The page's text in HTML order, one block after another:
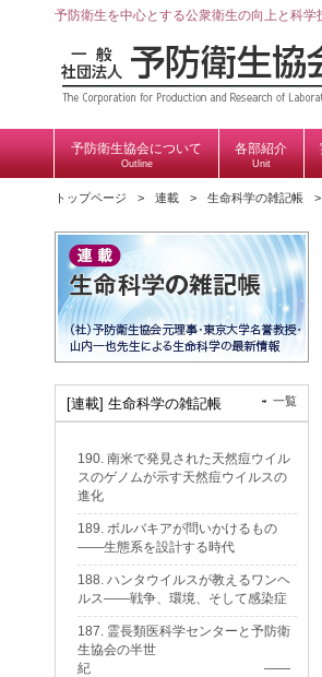
予防衛生を中心とする公衆衛生の向上と科
予防衛生協会について
Outline
各部紹介
Unit
トップページ 連載 生命科学の雑記帳
[連載] 生命科学の雑記帳 一覧
190. 南米で発見された天然痘ウイル
スのゲノムが示す天然痘ウイルスの
進化
189. ボルバキアが問いかけるもの
——生態系を設計する時代
188. ハンタウイルスが教えるワンヘ
ルス——戦争、環境、そして感染症
187. 霊長類医科学センターと予防衛
生協会の半世
紀 ——